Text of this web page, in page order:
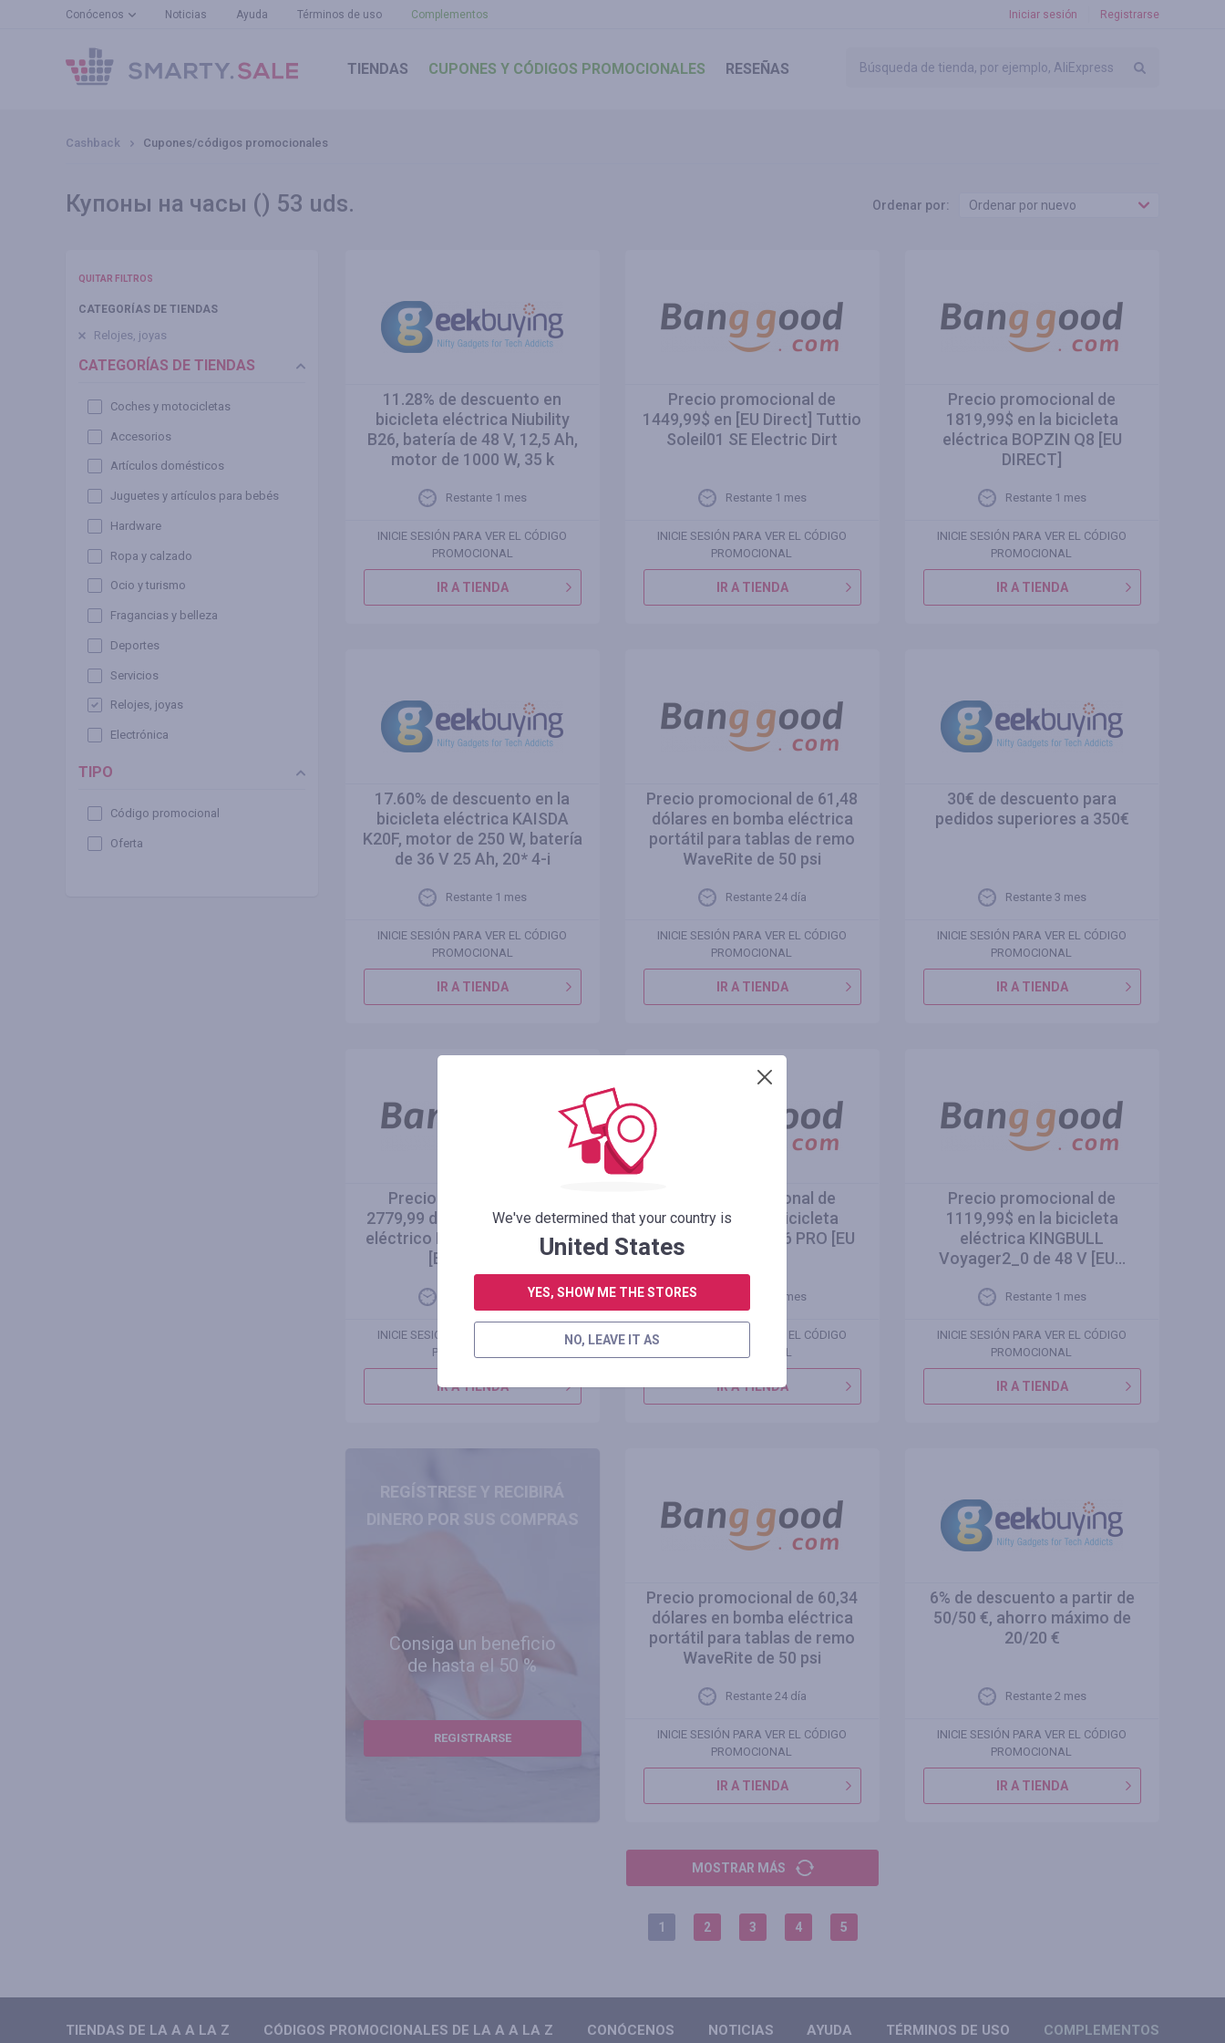
Conócenos Noticias Ayuda Términos de uso Complementos Iniciar sesión Registrarse
TIENDAS CUPONES Y CÓDIGOS PROMOCIONALES RESEÑAS
Cashback Cupones/códigos promocionales
Купоны на часы () 53 uds. Ordenar por: Ordenar por nuevo
QUITAR FILTROS
CATEGORÍAS DE TIENDAS
Relojes, joyas
CATEGORÍAS DE TIENDAS
Coches y motocicletas
Accesorios
Artículos domésticos
Juguetes y artículos para bebés
Hardware
Ropa y calzado
Ocio y turismo
Fragancias y belleza
Deportes
Servicios
Relojes, joyas
Electrónica
TIPO
Código promocional
Oferta
11.28% de descuento en
bicicleta eléctrica Niubility
B26, batería de 48 V, 12,5 Ah,
motor de 1000 W, 35 k
Restante 1 mes
INICIE SESIÓN PARA VER EL CÓDIGO
PROMOCIONAL
IR A TIENDA
Precio promocional de
1449,99$ en [EU Direct] Tuttio
Soleil01 SE Electric Dirt
Restante 1 mes
INICIE SESIÓN PARA VER EL CÓDIGO
PROMOCIONAL
IR A TIENDA
Precio promocional de
1819,99$ en la bicicleta
eléctrica BOPZIN Q8 [EU
DIRECT]
Restante 1 mes
INICIE SESIÓN PARA VER EL CÓDIGO
PROMOCIONAL
IR A TIENDA
17.60% de descuento en la
bicicleta eléctrica KAISDA
K20F, motor de 250 W, batería
de 36 V 25 Ah, 20* 4-i
Restante 1 mes
INICIE SESIÓN PARA VER EL CÓDIGO
PROMOCIONAL
IR A TIENDA
Precio promocional de 61,48
dólares en bomba eléctrica
portátil para tablas de remo
WaveRite de 50 psi
Restante 24 día
INICIE SESIÓN PARA VER EL CÓDIGO
PROMOCIONAL
IR A TIENDA
30€ de descuento para
pedidos superiores a 350€
Restante 3 mes
INICIE SESIÓN PARA VER EL CÓDIGO
PROMOCIONAL
IR A TIENDA
Precio promocional de
2779,99 dólares en el triciclo
eléctrico FAFREES F20 MATE
[EU DIRECT]
INICIE SESIÓN PARA VER EL CÓDIGO
PROMOCIONAL
IR A TIENDA
Precio promocional de
1719,99$ en la bicicleta
eléctrica OVIVO V6 PRO [EU
Restante 1 mes
INICIE SESIÓN PARA VER EL CÓDIGO
PROMOCIONAL
IR A TIENDA
Precio promocional de
1119,99$ en la bicicleta
eléctrica KINGBULL
Voyager2_0 de 48 V [EU...
Restante 1 mes
INICIE SESIÓN PARA VER EL CÓDIGO
PROMOCIONAL
IR A TIENDA
REGÍSTRESE Y RECIBIRÁ
DINERO POR SUS COMPRAS
Consiga un beneficio
de hasta el 50 %
REGISTRARSE
Precio promocional de 60,34
dólares en bomba eléctrica
portátil para tablas de remo
WaveRite de 50 psi
Restante 24 día
INICIE SESIÓN PARA VER EL CÓDIGO
PROMOCIONAL
IR A TIENDA
6% de descuento a partir de
50/50 €, ahorro máximo de
20/20 €
Restante 2 mes
INICIE SESIÓN PARA VER EL CÓDIGO
PROMOCIONAL
IR A TIENDA
MOSTRAR MÁS
1 2 3 4 5
TIENDAS DE LA A A LA Z CÓDIGOS PROMOCIONALES DE LA A A LA Z CONÓCENOS NOTICIAS AYUDA TÉRMINOS DE USO COMPLEMENTOS
We've determined that your country is
United States
YES, SHOW ME THE STORES
NO, LEAVE IT AS